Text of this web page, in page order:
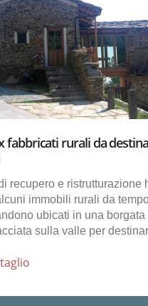
fabbricati rurali da
recupero e ristrutturazione
immobili rurali da
ubicati in una borgata
sulla valle per